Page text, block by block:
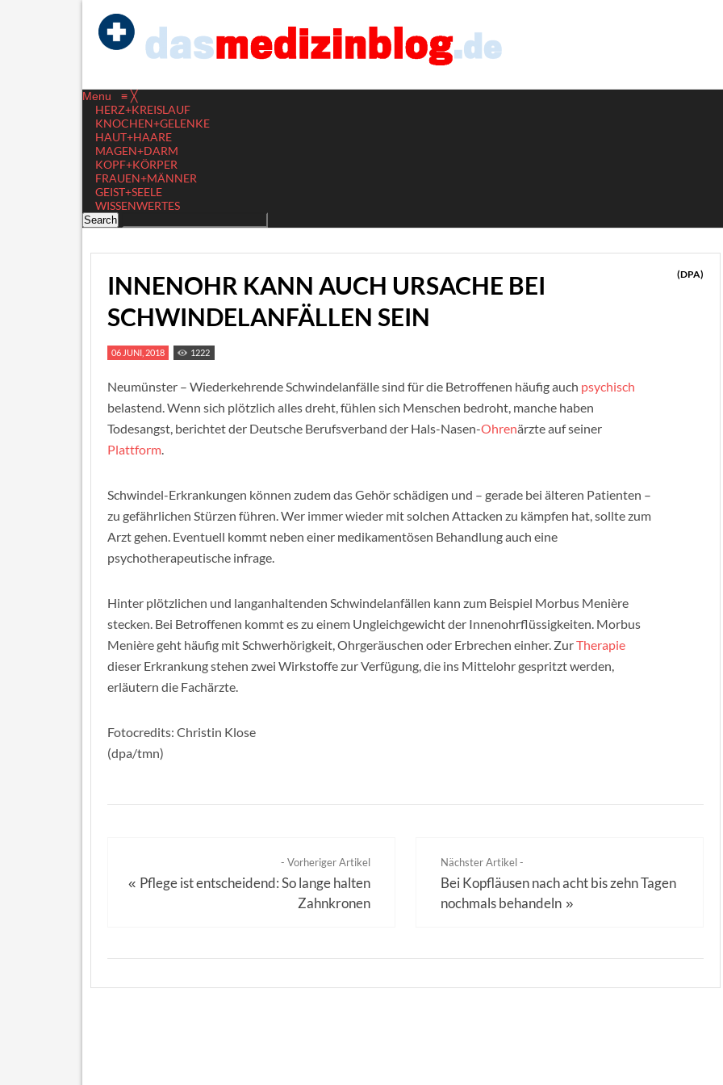
Menu ≡ ╳
HERZ+KREISLAUF
KNOCHEN+GELENKE
HAUT+HAARE
MAGEN+DARM
KOPF+KÖRPER
FRAUEN+MÄNNER
GEIST+SEELE
WISSENWERTES
INNENOHR KANN AUCH URSACHE BEI
SCHWINDELANFÄLLEN SEIN
(DPA)
06 JUNI, 2018 1222
Neumünster – Wiederkehrende Schwindelanfälle sind für die Betroffenen häufig auch psychisch
belastend. Wenn sich plötzlich alles dreht, fühlen sich Menschen bedroht, manche haben
Todesangst, berichtet der Deutsche Berufsverband der Hals-Nasen-Ohrenärzte auf seiner
Plattform.
Schwindel-Erkrankungen können zudem das Gehör schädigen und – gerade bei älteren Patienten –
zu gefährlichen Stürzen führen. Wer immer wieder mit solchen Attacken zu kämpfen hat, sollte zum
Arzt gehen. Eventuell kommt neben einer medikamentösen Behandlung auch eine
psychotherapeutische infrage.
Hinter plötzlichen und langanhaltenden Schwindelanfällen kann zum Beispiel Morbus Menière
stecken. Bei Betroffenen kommt es zu einem Ungleichgewicht der Innenohrflüssigkeiten. Morbus
Menière geht häufig mit Schwerhörigkeit, Ohrgeräuschen oder Erbrechen einher. ZurTherapie
dieser Erkrankung stehen zwei Wirkstoffe zur Verfügung, die ins Mittelohr gespritzt werden,
erläutern die Fachärzte.
Fotocredits: Christin Klose
(dpa/tmn)
- Vorheriger Artikel
« Pflege ist entscheidend: So lange halten
Zahnkronen
Nächster Artikel -
Bei Kopfläusen nach acht bis zehn Tagen
nochmals behandeln »